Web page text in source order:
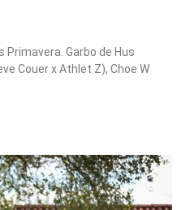
Primavera. Garbo de Hus
Couer x Athlet Z), Choe W